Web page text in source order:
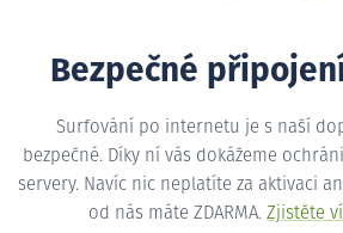
Bezpečné
Surfování po internetu je s naší
bezpečné. Díky ní vás dokážeme
servery. Navíc nic neplatíte za aktivaci
od nás máte ZDARMA. Zjistěte